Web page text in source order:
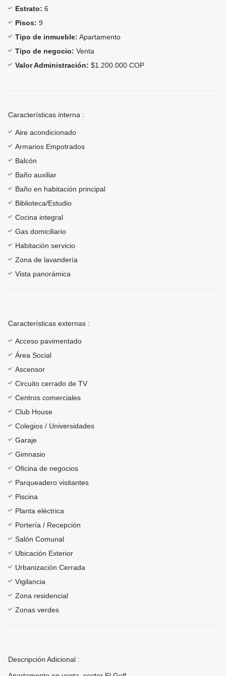
Estrato: 6
Pisos: 9
Tipo de inmueble: Apartamento
Tipo de negocio: Venta
Valor Administración: $1.200.000 COP
Características interna :
Aire acondicionado
Armarios Empotrados
Balcón
Baño auxiliar
Baño en habitación principal
Biblioteca/Estudio
Cocina integral
Gas domiciliario
Habitación servicio
Zona de lavandería
Vista panorámica
Características externas :
Acceso pavimentado
Área Social
Ascensor
Circuito cerrado de TV
Centros comerciales
Club House
Colegios / Universidades
Garaje
Gimnasio
Oficina de negocios
Parqueadero visitantes
Piscina
Planta eléctrica
Portería / Recepción
Salón Comunal
Ubicación Exterior
Urbanización Cerrada
Vigilancia
Zona residencial
Zonas verdes
Descripción Adicional :